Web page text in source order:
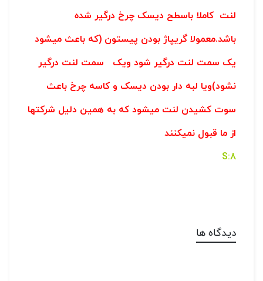
لنت کاملا باسطح دیسک چرخ درگیر شده
باشد.معمولا گریپاژ بودن پیستون (که باعث میشود
یک سمت لنت درگیر شود ویک سمت لنت درگیر
نشود)ویا لبه دار بودن دیسک و کاسه چرخ باعث
سوت کشیدن لنت میشود که به همین دلیل شرکتها
از ما قبول نمیکنند
8:S
دیدگاه ها